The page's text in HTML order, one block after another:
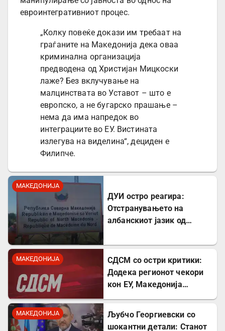
евроинтегративниот процес.
„Колку повеќе докази им требаат на
граѓаните на Македонија дека оваа
криминална организација
предводена од Христијан Мицкоски
лаже? Без вклучување на
малцинствата во Уставот – што е
европско, а не бугарско прашање –
нема да има напредок во
интеграциите во ЕУ. Вистината
излегува на виделина“, дециден е
Филипче.
МАКЕДОНИЈА
ДУИ остро реагира:
Отстранувањето на
албанскиот јазик од
тешка провокација
МАКЕДОНИЈА
СДСМ со остри критики:
Додека регионот чекори
кон ЕУ, Македонија
МАКЕДОНИЈА
Љубчо Георгиевски со
шокантни детали: Станот